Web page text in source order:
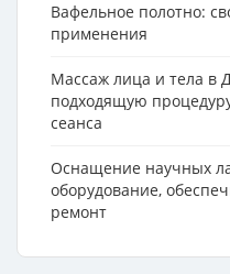
Вафельное полотно:
применения
Массаж лица и тела в
подходящую
сеанса
Оснащение научных
оборудование,
ремонт